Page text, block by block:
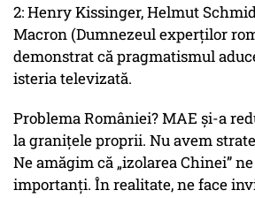
2: Henry Kissinger, Helmut
Macron (Dumnezeul experților
demonstrat că pragmatismul
isteria televizată.
Problema României? MAE și-a
la granițele proprii. Nu avem
Ne amăgim că „izolarea Chinei”
importanți. În realitate, ne face